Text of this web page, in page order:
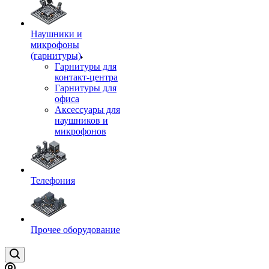
Наушники и
микрофоны
(гарнитуры)
Гарнитуры для
контакт-центра
Гарнитуры для
офиса
Аксессуары для
наушников и
микрофонов
Телефония
Прочее оборудование